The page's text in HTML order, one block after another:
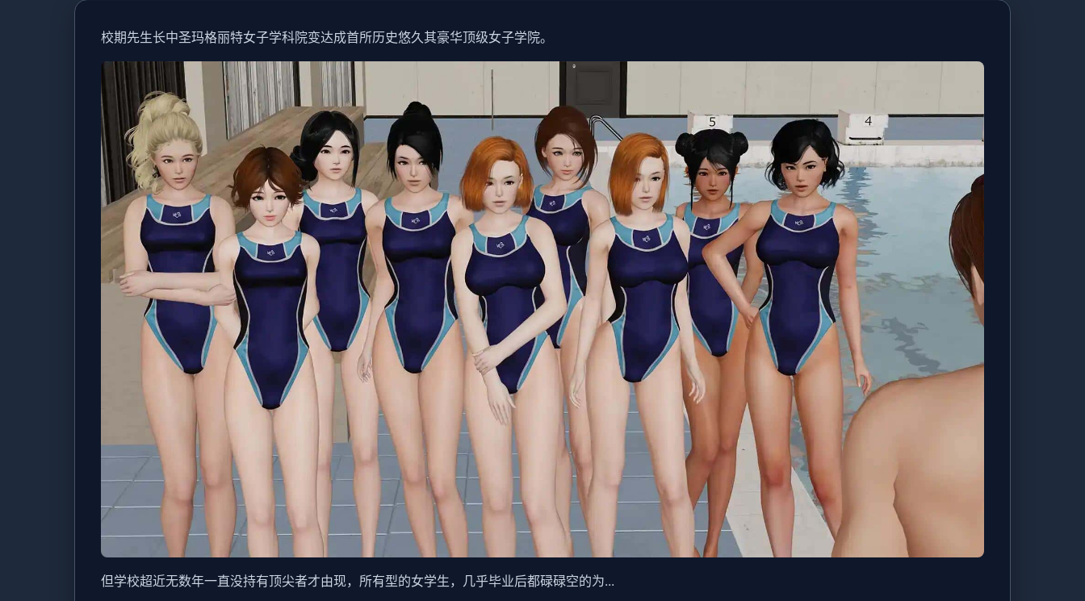
校期先生长中圣玛格丽特女子学科院变达成首所历史悠久其豪华顶级女子学院。
但学校超近无数年一直没持有顶尖者才由现，所有型的女学生，几乎毕业后都碌碌空的为...